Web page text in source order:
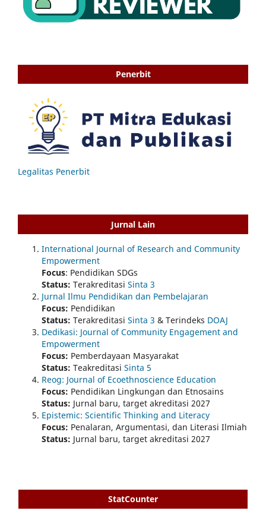
Penerbit
Legalitas Penerbit
Jurnal Lain
International Journal of Research and Community
Empowerment
Focus: Pendidikan SDGs
Status: Terakreditasi Sinta 3
Jurnal Ilmu Pendidikan dan Pembelajaran
Focus: Pendidikan
Status: Terakreditasi Sinta 3 & Terindeks DOAJ
Dedikasi: Journal of Community Engagement and
Empowerment
Focus: Pemberdayaan Masyarakat
Status: Teakreditasi Sinta 5
Reog: Journal of Ecoethnoscience Education
Focus: Pendidikan Lingkungan dan Etnosains
Status: Jurnal baru, target akreditasi 2027
Epistemic: Scientific Thinking and Literacy
Focus: Penalaran, Argumentasi, dan Literasi Ilmiah
Status: Jurnal baru, target akreditasi 2027
StatCounter